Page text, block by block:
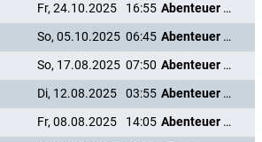
Fr, 24.10.2025 16:55
Abenteuer Karibik
So, 05.10.2025 06:45
Abenteuer Karibik
So, 17.08.2025 07:50
Abenteuer Karibik
Di, 12.08.2025 03:55
Abenteuer Karibik
Fr, 08.08.2025 14:05
Abenteuer Karibik